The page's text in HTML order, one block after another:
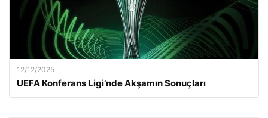
12/12/2025
UEFA Konferans Ligi’nde Akşamın Sonuçları